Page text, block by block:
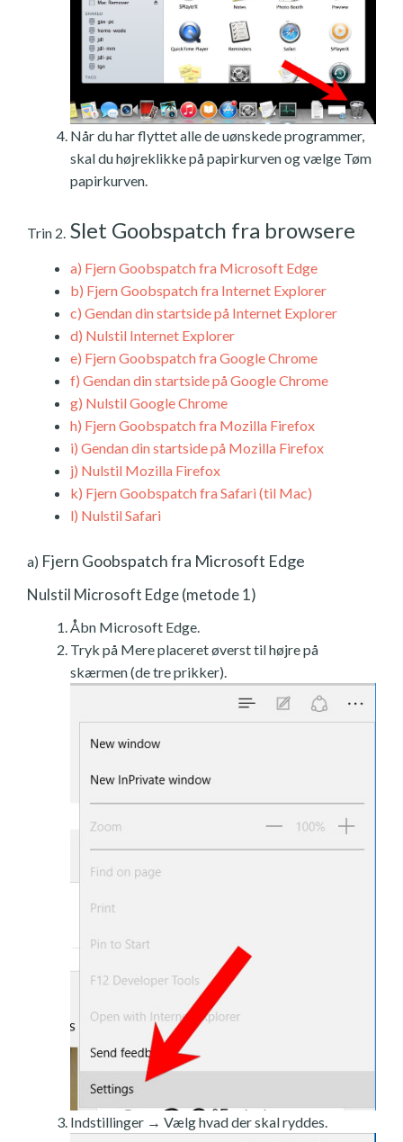
Når du har flyttet alle de uønskede programmer,
skal du højreklikke på papirkurven og vælge Tøm
papirkurven.
Trin 2. Slet Goobspatch fra browsere
a) Fjern Goobspatch fra Microsoft Edge
b) Fjern Goobspatch fra Internet Explorer
c) Gendan din startside på Internet Explorer
d) Nulstil Internet Explorer
e) Fjern Goobspatch fra Google Chrome
f) Gendan din startside på Google Chrome
g) Nulstil Google Chrome
h) Fjern Goobspatch fra Mozilla Firefox
i) Gendan din startside på Mozilla Firefox
j) Nulstil Mozilla Firefox
k) Fjern Goobspatch fra Safari (til Mac)
l) Nulstil Safari
a) Fjern Goobspatch fra Microsoft Edge
Nulstil Microsoft Edge (metode 1)
Åbn Microsoft Edge.
Tryk på Mere placeret øverst til højre på
skærmen (de tre prikker).
Indstillinger → Vælg hvad der skal ryddes.